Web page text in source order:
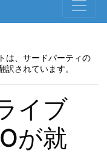
は、サードパーティの
されています。
イブ
が就